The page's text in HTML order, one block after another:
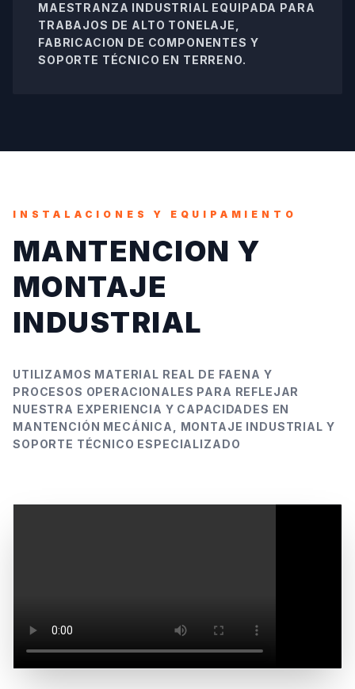
MAESTRANZA INDUSTRIAL EQUIPADA PARA
TRABAJOS DE ALTO TONELAJE,
FABRICACION DE COMPONENTES Y
SOPORTE TÉCNICO EN TERRENO.
INSTALACIONES Y EQUIPAMIENTO
MANTENCION Y
MONTAJE
INDUSTRIAL
UTILIZAMOS MATERIAL REAL DE FAENA Y
PROCESOS OPERACIONALES PARA REFLEJAR
NUESTRA EXPERIENCIA Y CAPACIDADES EN
MANTENCIÓN MECÁNICA, MONTAJE INDUSTRIAL Y
SOPORTE TÉCNICO ESPECIALIZADO